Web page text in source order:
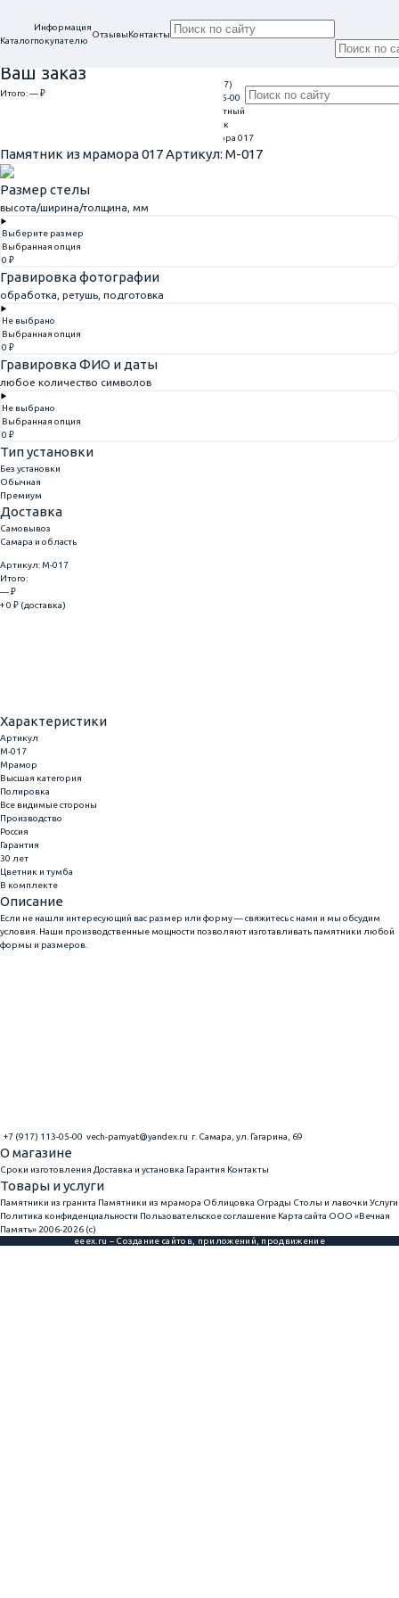
Каталог
Информация
покупателю
ОтзывыКонтакты
Ваш заказ
Итого:— ₽
Проконсультируем
+7 (917)
113-05-00
Обратный
звонок
Памятник из мрамора 017
Памятник из мрамора 017Артикул: M-017
Размер стелы
высота/ширина/толщина, мм
Выберите размер
Выбранная опция
0 ₽
Гравировка фотографии
обработка, ретушь, подготовка
Не выбрано
Выбранная опция
0 ₽
Гравировка ФИО и даты
любое количество символов
Не выбрано
Выбранная опция
0 ₽
Тип установки
Без установки
Обычная
Премиум
Доставка
Самовывоз
Самара и область
Артикул: M-017
Итого:
— ₽
+ 0 ₽ (доставка)
Характеристики
Артикул
M-017
Мрамор
Высшая категория
Полировка
Все видимые стороны
Производство
Россия
Гарантия
30 лет
Цветник и тумба
В комплекте
Описание
Если не нашли интересующий вас размер или форму — свяжитесь с нами и мы обсудим
условия. Наши производственные мощности позволяют изготавливать памятники любой
формы и размеров.
+7 (917) 113-05-00 vech-pamyat@yandex.ru г. Самара, ул. Гагарина, 69
О магазине
Сроки изготовления Доставка и установка Гарантия Контакты
Товары и услуги
Памятники из гранита Памятники из мрамора Облицовка Ограды Столы и лавочки Услуги
Политика конфиденциальности Пользовательское соглашение Карта сайта ООО «Вечная
Память» 2006-2026 (с)
eeex.ru – Создание сайтов, приложений, продвижение